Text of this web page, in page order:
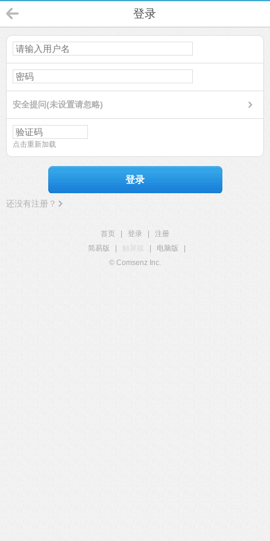
登录
安全提问(未设置请忽略)
点击重新加载
登录
还没有注册？
首页 登录
注册
简易版
触屏版 电脑版
© Comsenz Inc.